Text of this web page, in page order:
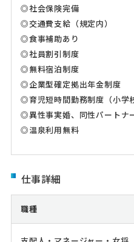
◎社会保険完備
◎交通費支給（規定内）
◎食事補助あり
◎社員割引制度
◎無料宿泊制度
◎企業型確定拠出年金制度
◎育児短時間勤務制度（小学
◎異性事実婚、同性パートナ
◎温泉利用無料
仕事詳細
職種